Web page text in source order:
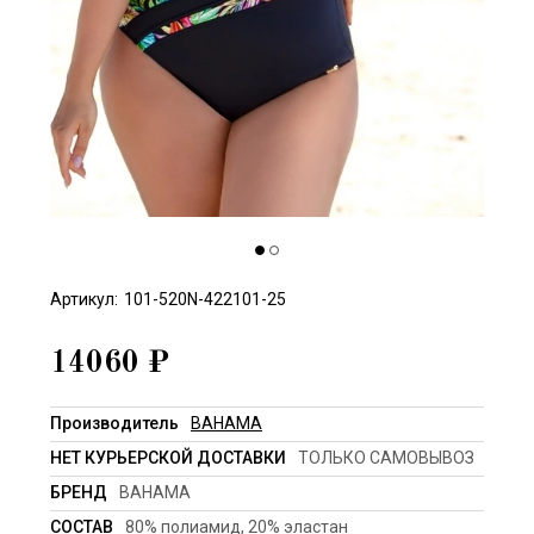
Артикул: 101-520N-422101-25
14060 ₽
Производитель
BAHAMA
НЕТ КУРЬЕРСКОЙ ДОСТАВКИ
ТОЛЬКО САМОВЫВОЗ
БРЕНД
BAHAMA
СОСТАВ
80% полиамид, 20% эластан